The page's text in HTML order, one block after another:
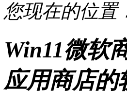
您现在的位置
Win11微软
应用商店的